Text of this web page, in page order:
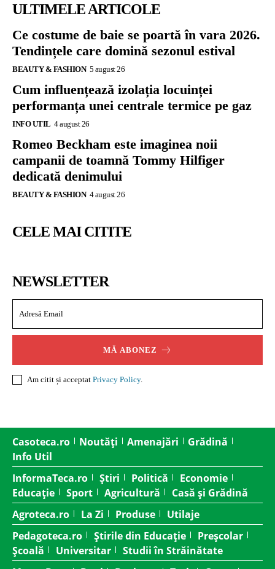
ULTIMELE ARTICOLE
Ce costume de baie se poartă în vara 2026.
Tendințele care domină sezonul estival
BEAUTY & FASHION 5 august 26
Cum influențează izolația locuinței
performanța unei centrale termice pe gaz
INFO UTIL 4 august 26
Romeo Beckham este imaginea noii
campanii de toamnă Tommy Hilfiger
dedicată denimului
BEAUTY & FASHION 4 august 26
CELE MAI CITITE
NEWSLETTER
MĂ ABONEZ
Am citit și acceptat Privacy Policy.
Casoteca.ro Noutăți Amenajări
Grădină
Info Util
InformaTeca.ro
Știri Politică
Economie
Educație
Sport Agricultură
Casă și Grădină
Agroteca.ro
La Zi Produse
Utilaje
Pedagoteca.ro
Știrile din Educație
Preșcolar
Școală
Universitar
Studii în Străinătate